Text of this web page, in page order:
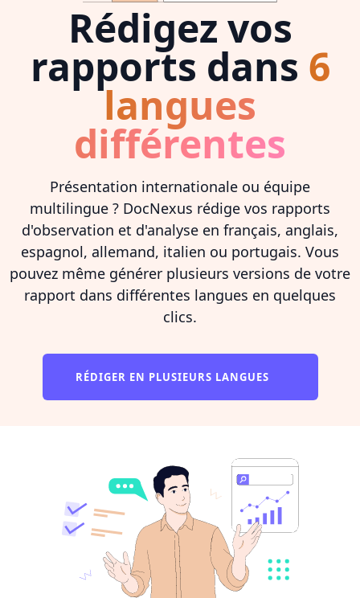
Rédigez vos
rapports dans 6
langues
différentes
Présentation internationale ou équipe
multilingue ? DocNexus rédige vos rapports
d'observation et d'analyse en français, anglais,
espagnol, allemand, italien ou portugais. Vous
pouvez même générer plusieurs versions de votre
rapport dans différentes langues en quelques
clics.
RÉDIGER EN PLUSIEURS LANGUES